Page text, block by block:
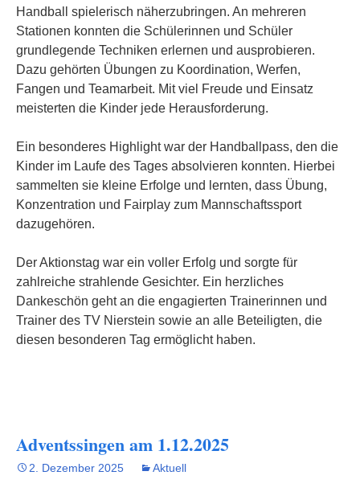
Handball spielerisch näherzubringen. An mehreren
Stationen konnten die Schülerinnen und Schüler
grundlegende Techniken erlernen und ausprobieren.
Dazu gehörten Übungen zu Koordination, Werfen,
Fangen und Teamarbeit. Mit viel Freude und Einsatz
meisterten die Kinder jede Herausforderung.
Ein besonderes Highlight war der Handballpass, den die
Kinder im Laufe des Tages absolvieren konnten. Hierbei
sammelten sie kleine Erfolge und lernten, dass Übung,
Konzentration und Fairplay zum Mannschaftssport
dazugehören.
Der Aktionstag war ein voller Erfolg und sorgte für
zahlreiche strahlende Gesichter. Ein herzliches
Dankeschön geht an die engagierten Trainerinnen und
Trainer des TV Nierstein sowie an alle Beteiligten, die
diesen besonderen Tag ermöglicht haben.
Adventssingen am 1.12.2025
2. Dezember 2025 Aktuell